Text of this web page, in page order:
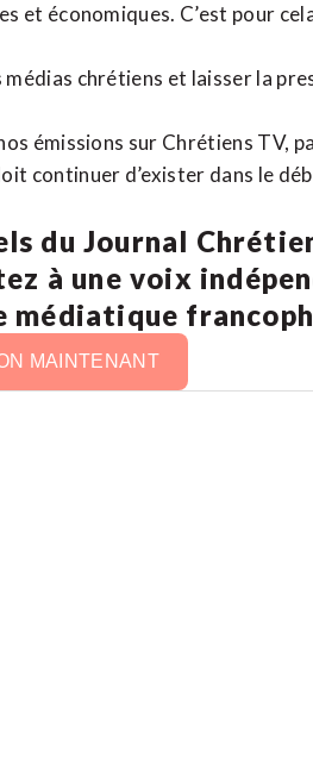
économiques. C’est pour
chrétiens et laisser la
émissions sur Chrétiens TV,
continuer d’exister dans le
du Journal
à une voix
médiatique
MAINTENANT